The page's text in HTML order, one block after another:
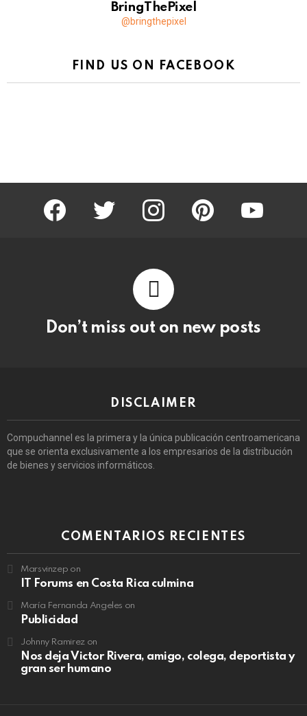
BringThePixel
@bringthepixel
FIND US ON FACEBOOK
facebook twitter instagram pinterest youtube
Don’t miss out on new posts
DISCLAIMER
Compuchannel es la primera y la única publicación centroamericana
que se orienta exclusivamente a los empresarios de la distribución
de bienes y servicios informáticos.
COMENTARIOS RECIENTES
Marsvinzep on
IT Forums en Costa Rica culmina
María Fernanda Angeles on
Publicidad
Johnny Ramirezon
Nos deja Victor Rivera, amigo, colega, deportista y
gran ser humano